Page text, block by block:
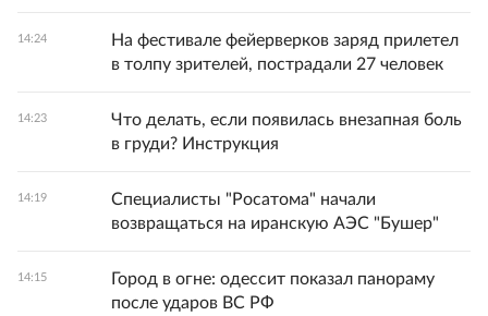
14:24
На фестивале фейерверков заряд прилетел
в толпу зрителей, пострадали 27 человек
14:23
Что делать, если появилась внезапная боль
в груди? Инструкция
14:19
Специалисты "Росатома" начали
возвращаться на иранскую АЭС "Бушер"
14:15
Город в огне: одессит показал панораму
после ударов ВС РФ